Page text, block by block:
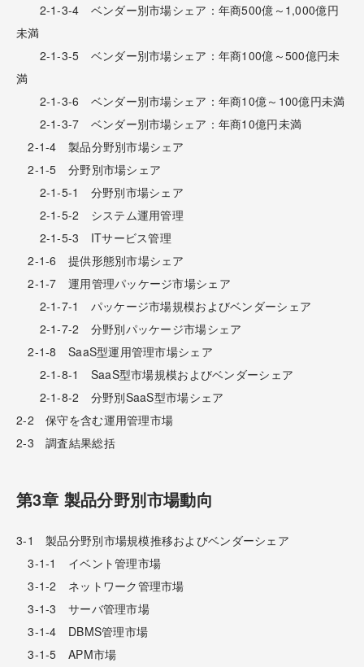
2-1-3-4 ベンダー別市場シェア：年商500億～1,000億円
未満
2-1-3-5 ベンダー別市場シェア：年商100億～500億円未
満
2-1-3-6 ベンダー別市場シェア：年商10億～100億円未満
2-1-3-7 ベンダー別市場シェア：年商10億円未満
2-1-4 製品分野別市場シェア
2-1-5 分野別市場シェア
2-1-5-1 分野別市場シェア
2-1-5-2 システム運用管理
2-1-5-3 ITサービス管理
2-1-6 提供形態別市場シェア
2-1-7 運用管理パッケージ市場シェア
2-1-7-1 パッケージ市場規模およびベンダーシェア
2-1-7-2 分野別パッケージ市場シェア
2-1-8 SaaS型運用管理市場シェア
2-1-8-1 SaaS型市場規模およびベンダーシェア
2-1-8-2 分野別SaaS型市場シェア
2-2 保守を含む運用管理市場
2-3 調査結果総括
第3章 製品分野別市場動向
3-1 製品分野別市場規模推移およびベンダーシェア
3-1-1 イベント管理市場
3-1-2 ネットワーク管理市場
3-1-3 サーバ管理市場
3-1-4 DBMS管理市場
3-1-5 APM市場